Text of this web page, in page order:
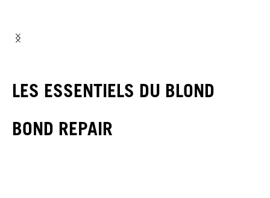
LES ESSENTIELS DU BLOND
BOND REPAIR